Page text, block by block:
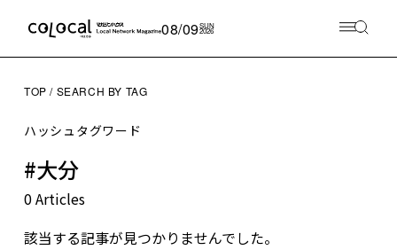
08/09SUN
2026
TOP SEARCH BY TAG
ハッシュタグワード
#大分
0 Articles
該当する記事が見つかりませんでした。